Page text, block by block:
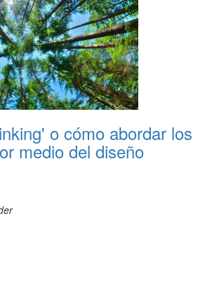
o cómo abordar los
medio del diseño